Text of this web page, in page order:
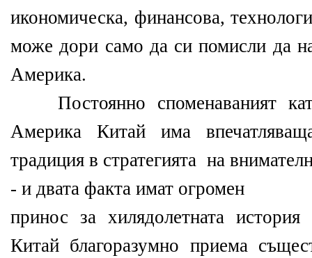
икономическа, финансова,
може дори само да си помисли да
Америка.
Постоянно споменаваният
Америка Китай има
традиция в стратегията на
- и двата факта имат огромен
принос за хилядолетната
Китай благоразумно приема